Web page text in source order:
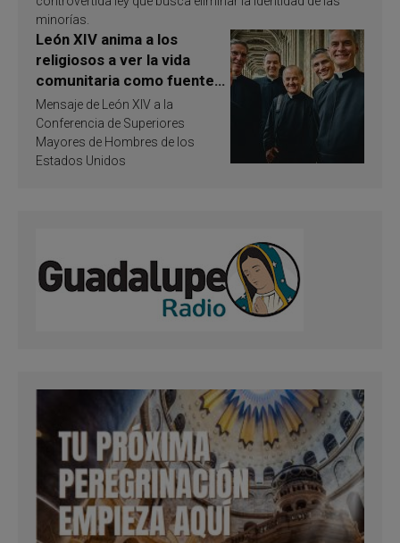
minorías.
León XIV anima a los
religiosos a ver la vida
comunitaria como fuente
de inspiración y
santificación
Mensaje de León XIV a la
Conferencia de Superiores
Mayores de Hombres de los
Estados Unidos